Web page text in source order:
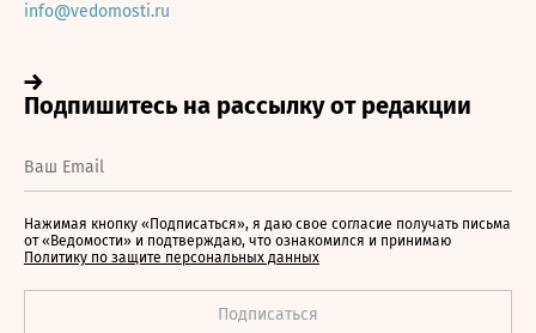
info@vedomosti.ru
Нажимая кнопку «Подписаться», я даю свое согласие получать письма
от «Ведомости» и подтверждаю, что ознакомился и принимаю
Политику по защите персональных данных